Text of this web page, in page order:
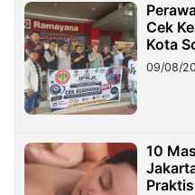
Cek
Kota
09/08/
10